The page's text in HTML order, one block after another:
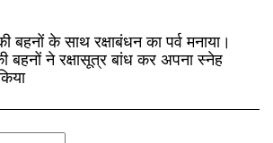
बहनों के साथ रक्षाबंधन का पर्व मनाया।
बहनों ने रक्षासूत्र बांध कर अपना स्नेह